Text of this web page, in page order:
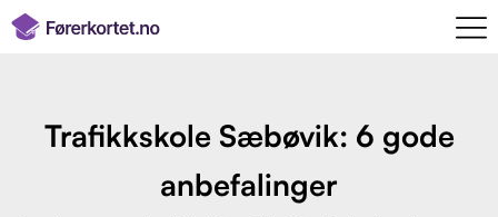
Trafikkskole Sæbøvik: 6 gode
anbefalinger